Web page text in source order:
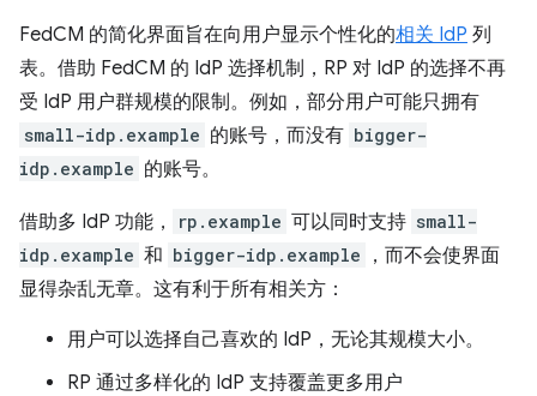
FedCM 的简化界面旨在向用户显示个性化的相关 IdP 列
表。借助 FedCM 的 IdP 选择机制，RP 对 IdP 的选择不再
受 IdP 用户群规模的限制。例如，部分用户可能只拥有
small-idp.example 的账号，而没有 bigger-
idp.example 的账号。
借助多 IdP 功能， rp.example 可以同时支持 small-
idp.example 和 bigger-idp.example
，而不会使界面
显得杂乱无章。这有利于所有相关方：
用户可以选择自己喜欢的 IdP，无论其规模大小。
RP 通过多样化的 IdP 支持覆盖更多用户